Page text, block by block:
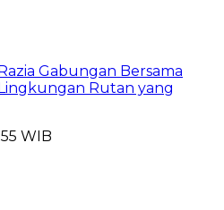
Gabungan Bersama
Rutan yang
WIB